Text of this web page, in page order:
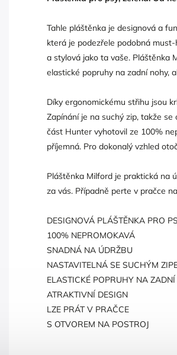
Tahle pláštěnka je designová a
která je podezřele podobná
a stylová jako ta vaše. Pláštěnka
elastické popruhy na zadní nohy,
Díky ergonomickému střihu jsou
Zapínání je na suchý zip, takže
část Hunter vyhotovil ze 100%
příjemná. Pro dokonalý vzhled
Pláštěnka Milford je praktická na
za vás. Případně perte v pračce
DESIGNOVÁ PLÁŠTĚNKA PRO
100% NEPROMOKAVÁ
SNADNÁ NA ÚDRŽBU
NASTAVITELNÁ SE SUCHÝM
ELASTICKÉ POPRUHY NA
ATRAKTIVNÍ DESIGN
LZE PRÁT V PRAČCE
S OTVOREM NA POSTROJ